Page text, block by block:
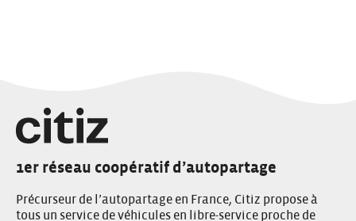
1er réseau coopératif d’autopartage
Précurseur de l’autopartage en France, Citiz propose à
tous un service de véhicules en libre-service proche de